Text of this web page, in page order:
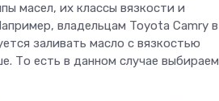
масел, их классы вязкости и
владельцам Toyota Camry в
заливать масло с вязкостью
То есть в данном случае выбираем